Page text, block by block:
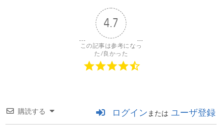
4.7
この記事は参考になっ
た/良かった
購読する ログイン または ユーザ登録